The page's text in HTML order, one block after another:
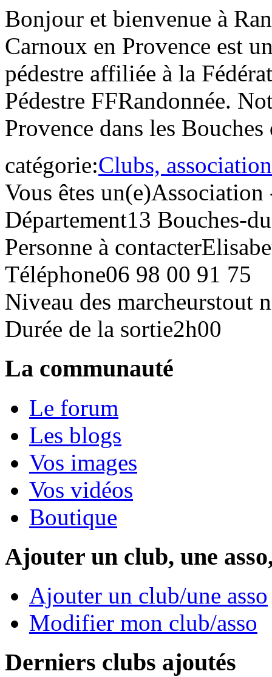
Bonjour et bienvenue à
Carnoux en Provence est
pédestre affiliée à la
Pédestre FFRandonnée.
Provence dans les
catégorie:Clubs,
Vous êtes un(e)Association
Département13 Bouches-
Personne à contacter
Téléphone06 98 00 91 75
Niveau des marcheurstout
Durée de la sortie2h00
La communauté
Le forum
Les blogs
Vos images
Vos vidéos
Boutique
Ajouter un club, une
Ajouter un club/une asso
Modifier mon club/asso
Derniers clubs ajoutés